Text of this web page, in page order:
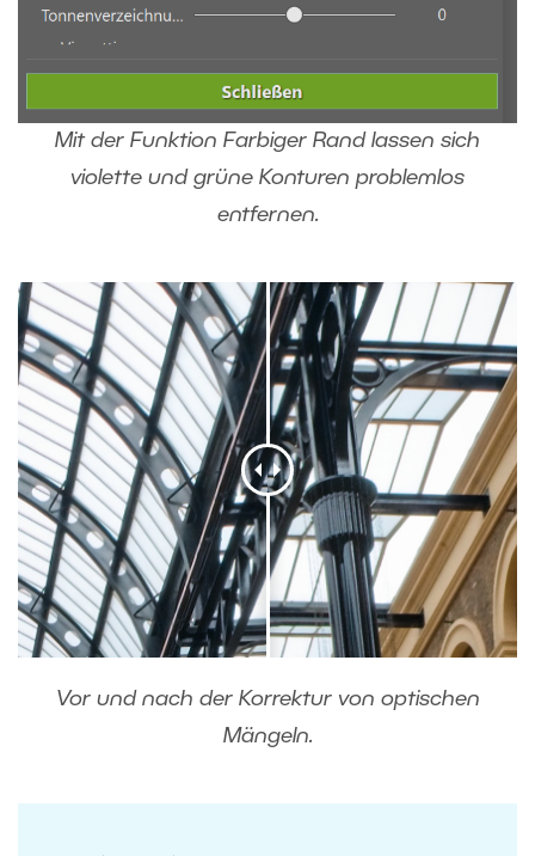
Mit der Funktion Farbiger Rand lassen sich
violette und grüne Konturen problemlos
entfernen.
Vor und nach der Korrektur von optischen
Mängeln.